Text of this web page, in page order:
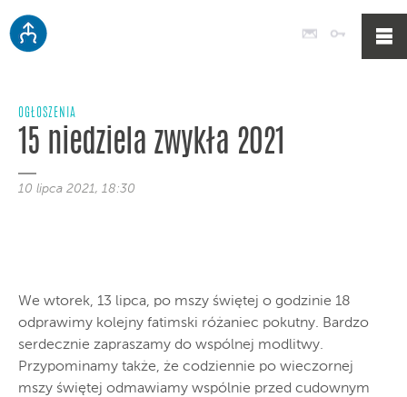
Poczta
OGŁOSZENIA
15 niedziela zwykła 2021
10 lipca 2021, 18:30
We wtorek, 13 lipca, po mszy świętej o godzinie 18
odprawimy kolejny fatimski różaniec pokutny. Bardzo
serdecznie zapraszamy do wspólnej modlitwy.
Przypominamy także, że codziennie po wieczornej
mszy świętej odmawiamy wspólnie przed cudownym